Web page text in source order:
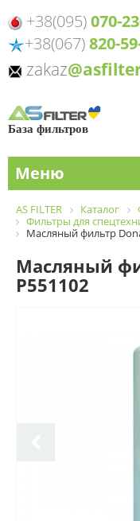
+38(095)070-
+38(067)820-
zakaz
База фильтров
Меню
AS FILTER Каталог
Фильтры для
Масляный фильтр
Масляный
P551102